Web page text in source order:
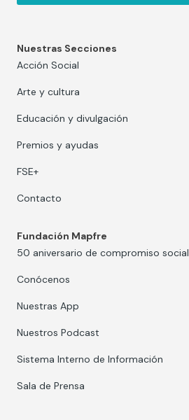
Nuestras Secciones
Acción Social
Arte y cultura
Educación y divulgación
Premios y ayudas
FSE+
Contacto
Fundación Mapfre
50 aniversario de compromiso social
Conócenos
Nuestras App
Nuestros Podcast
Sistema Interno de Información
Sala de Prensa